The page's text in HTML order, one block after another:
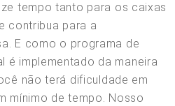
tempo tanto para os caixas
contribua para a
E como o programa de
é implementado da maneira
não terá dificuldade em
mínimo de tempo. Nosso